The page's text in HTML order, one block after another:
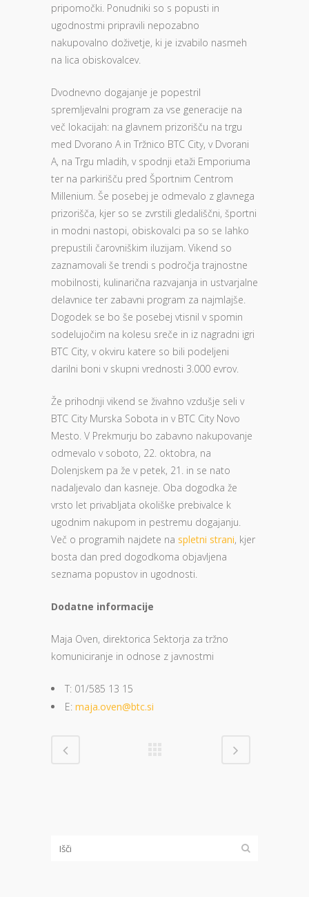
pripomočki. Ponudniki so s popusti in
ugodnostmi pripravili nepozabno
nakupovalno doživetje, ki je izvabilo nasmeh
na lica obiskovalcev.
Dvodnevno dogajanje je popestril
spremljevalni program za vse generacije na
več lokacijah: na glavnem prizorišču na trgu
med Dvorano A in Tržnico BTC City, v Dvorani
A, na Trgu mladih, v spodnji etaži Emporiuma
ter na parkirišču pred Športnim Centrom
Millenium. Še posebej je odmevalo z glavnega
prizorišča, kjer so se zvrstili gledališčni, športni
in modni nastopi, obiskovalci pa so se lahko
prepustili čarovniškim iluzijam. Vikend so
zaznamovali še trendi s področja trajnostne
mobilnosti, kulinarična razvajanja in ustvarjalne
delavnice ter zabavni program za najmlajše.
Dogodek se bo še posebej vtisnil v spomin
sodelujočim na kolesu sreče in iz nagradni igri
BTC City, v okviru katere so bili podeljeni
darilni boni v skupni vrednosti 3.000 evrov.
Že prihodnji vikend se živahno vzdušje seli v
BTC City Murska Sobota in v BTC City Novo
Mesto. V Prekmurju bo zabavno nakupovanje
odmevalo v soboto, 22. oktobra, na
Dolenjskem pa že v petek, 21. in se nato
nadaljevalo dan kasneje. Oba dogodka že
vrsto let privabljata okoliške prebivalce k
ugodnim nakupom in pestremu dogajanju.
Več o programih najdete na spletni strani, kjer
bosta dan pred dogodkoma objavljena
seznama popustov in ugodnosti.
Dodatne informacije
Maja Oven, direktorica Sektorja za tržno
komuniciranje in odnose z javnostmi
T: 01/585 13 15
E: maja.oven@btc.si